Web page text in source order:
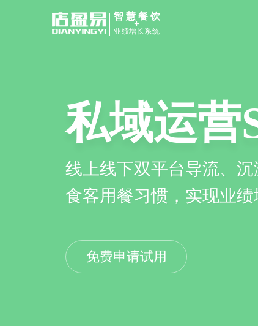
智慧餐饮
+
业绩增长系统
私域运营
线上线下双平台导流、
食客用餐习惯，实现业绩
免费申请试用